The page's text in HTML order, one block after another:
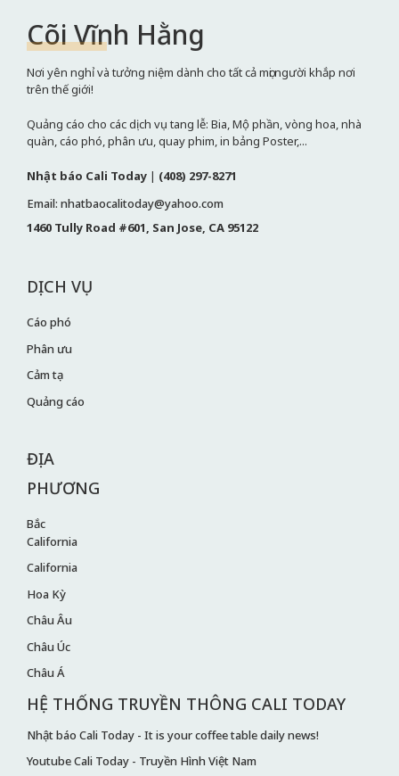
Cõi Vĩnh Hằng
Nơi yên nghỉ và tưởng niệm dành cho tất cả mọi người khắp nơi
trên thế giới!
Quảng cáo cho các dịch vụ tang lễ: Bia, Mộ phần, vòng hoa, nhà
quàn, cáo phó, phân ưu, quay phim, in bảng Poster,...
Nhật báo Cali Today | (408) 297-8271
Email: nhatbaocalitoday@yahoo.com
1460 Tully Road #601, San Jose, CA 95122
DỊCH VỤ
Cáo phó
Phân ưu
Cảm tạ
Quảng cáo
ĐỊA
PHƯƠNG
Bắc
California
California
Hoa Kỳ
Châu Âu
Châu Úc
Châu Á
HỆ THỐNG TRUYỀN THÔNG CALI TODAY
Nhật báo Cali Today - It is your coffee table daily news!
Youtube Cali Today - Truyền Hình Việt Nam